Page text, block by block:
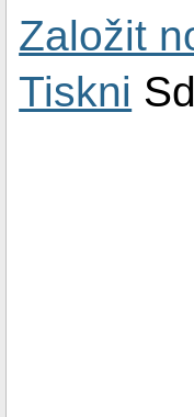
Založit
Tiskni